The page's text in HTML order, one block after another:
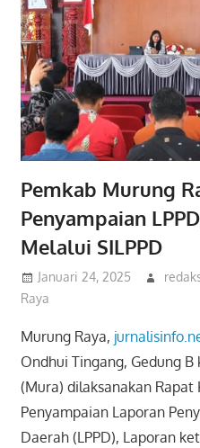
Pemkab Murung
Penyampaian
Melalui SILPPD
Januari 24, 2025
Raya
Murung Raya,
Ondhui Tingang, Gedung
(Mura) dilaksanakan Rapat
Penyampaian Laporan
Daerah (LPPD), Laporan